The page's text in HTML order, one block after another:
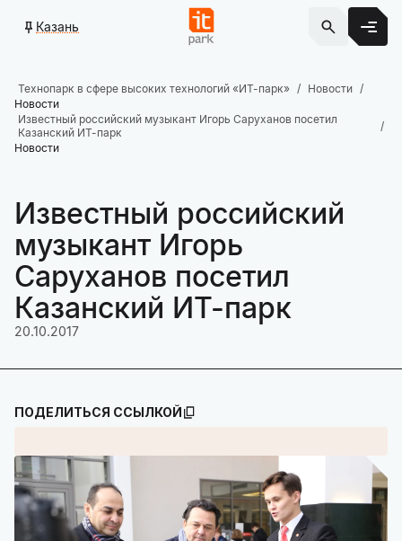
Казань
Технопарк в сфере высоких технологий «ИТ-парк»
Новости
Новости
Известный российский музыкант Игорь Саруханов посетил
Казанский ИТ-парк
Новости
Известный российский
музыкант Игорь
Саруханов посетил
Казанский ИТ-парк
20.10.2017
ПОДЕЛИТЬСЯ ССЫЛКОЙ